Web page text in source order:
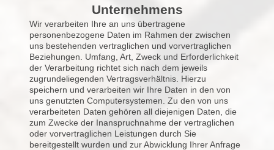
Unternehmens
Wir verarbeiten Ihre an uns übertragene
personenbezogene Daten im Rahmen der zwischen
uns bestehenden vertraglichen und vorvertraglichen
Beziehungen. Umfang, Art, Zweck und Erforderlichkeit
der Verarbeitung richtet sich nach dem jeweils
zugrundeliegenden Vertragsverhältnis. Hierzu
speichern und verarbeiten wir Ihre Daten in den von
uns genutzten Computersystemen. Zu den von uns
verarbeiteten Daten gehören all diejenigen Daten, die
zum Zwecke der Inanspruchnahme der vertraglichen
oder vorvertraglichen Leistungen durch Sie
bereitgestellt wurden und zur Abwicklung Ihrer Anfrage